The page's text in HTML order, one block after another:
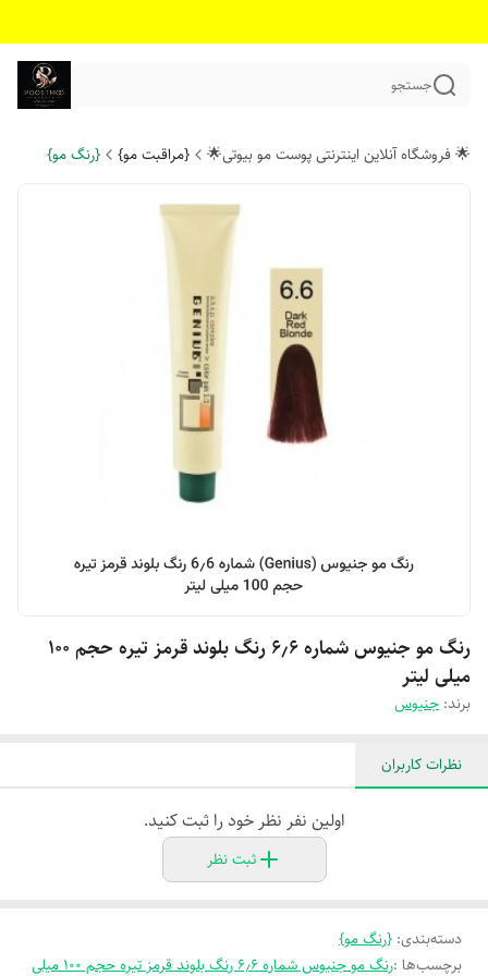
جستجو
🌟 فروشگاه آنلاین اینترنتی پوست مو بیوتی🌟 {مراقبت مو} {رنگ مو}
رنگ مو جنیوس شماره 6٫6 رنگ بلوند قرمز تیره حجم 100
میلی‌ لیتر
برند: جنیوس
نظرات کاربران
اولین نفر نظر خود را ثبت کنید.
ثبت نظر
دسته‌بندی: {رنگ مو}
برچسب‌ها :
رنگ مو جنیوس شماره 6٫6 رنگ بلوند قرمز تیره حجم 100 میلی